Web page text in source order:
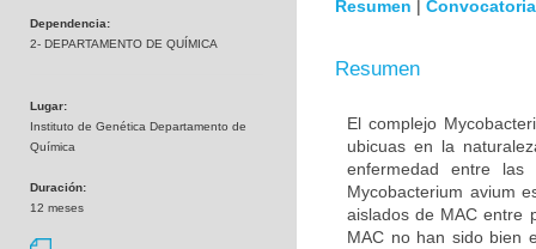
Dependencia:
2- DEPARTAMENTO DE QUÍMICA
Lugar:
Instituto de Genética Departamento de
Química
Duración:
12 meses
Resumen | Convocatoria
Resumen
El complejo
ubicuas en la
enfermedad entre las
Mycobacterium avium
aislados de MAC entre
MAC no han sido bien